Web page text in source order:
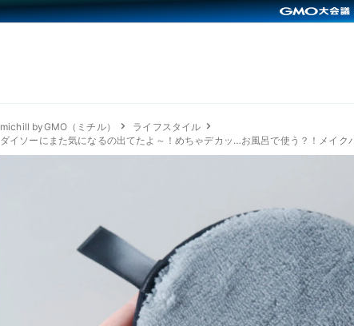
michill byGMO（ミチル）
ライフスタイル
ダイソーにまた気になるの出てたよ～！めちゃデカッ…お風呂で使う？！メイク